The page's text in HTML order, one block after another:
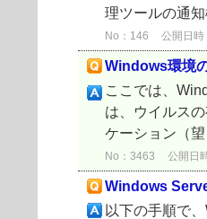
理ツールの通
No：146 公開日
Windows環境
ここでは、
は、ウイルス
ケーション（望
No：3463 公開日
Windows
以下の手順で